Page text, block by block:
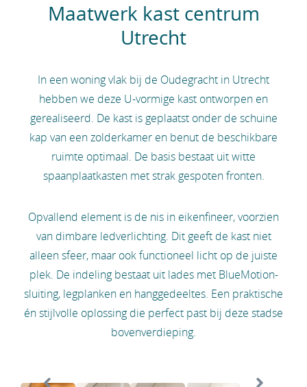
Maatwerk kast centrum
Utrecht
In een woning vlak bij de Oudegracht in Utrecht
hebben we deze U-vormige kast ontworpen en
gerealiseerd. De kast is geplaatst onder de schuine
kap van een zolderkamer en benut de beschikbare
ruimte optimaal. De basis bestaat uit witte
spaanplaatkasten met strak gespoten fronten.
Opvallend element is de nis in eikenfineer, voorzien
van dimbare ledverlichting. Dit geeft de kast niet
alleen sfeer, maar ook functioneel licht op de juiste
plek. De indeling bestaat uit lades met BlueMotion-
sluiting, legplanken en hanggedeeltes. Een praktische
én stijlvolle oplossing die perfect past bij deze stadse
bovenverdieping.